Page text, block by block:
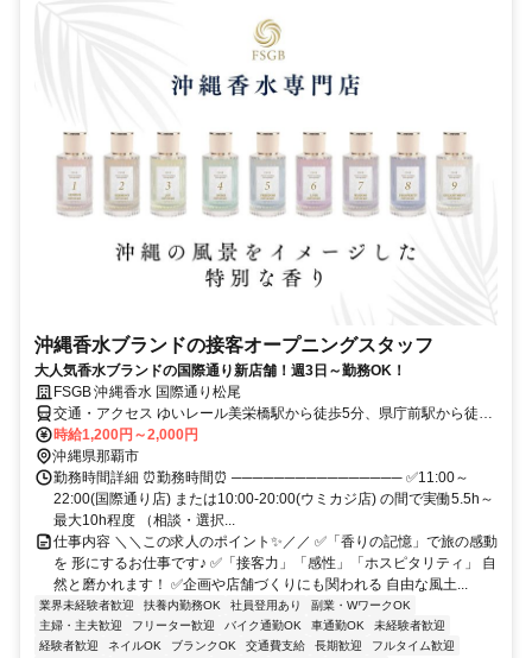
沖縄香水ブランドの接客オープニングスタッフ
大人気香水ブランドの国際通り新店舗！週3日～勤務OK！
FSGB 沖縄香水 国際通り松尾
交通・アクセス ゆいレール美栄橋駅から徒歩5分、県庁前駅から徒歩
7分、
時給1,200円～2,000円
沖縄県那覇市
勤務時間詳細 ⏰勤務時間⏰ ──────────────── ✅11:00～
22:00(国際通り店) または10:00-20:00(ウミカジ店) の間で実働5.5h～
最大10h程度 （相談・選択...
仕事内容 ＼＼この求人のポイント✨／／ ✅「香りの記憶」で旅の感動
を 形にするお仕事です♪ ✅「接客力」「感性」「ホスピタリティ」 自
然と磨かれます！ ✅企画や店舗づくりにも関われる 自由な風土...
業界未経験者歓迎 扶養内勤務OK 社員登用あり
副業・WワークOK
主婦・主夫歓迎
フリーター歓迎 バイク通勤OK 車通勤OK
未経験者歓迎
経験者歓迎
ネイルOK ブランクOK 交通費支給 長期歓迎 フルタイム歓迎